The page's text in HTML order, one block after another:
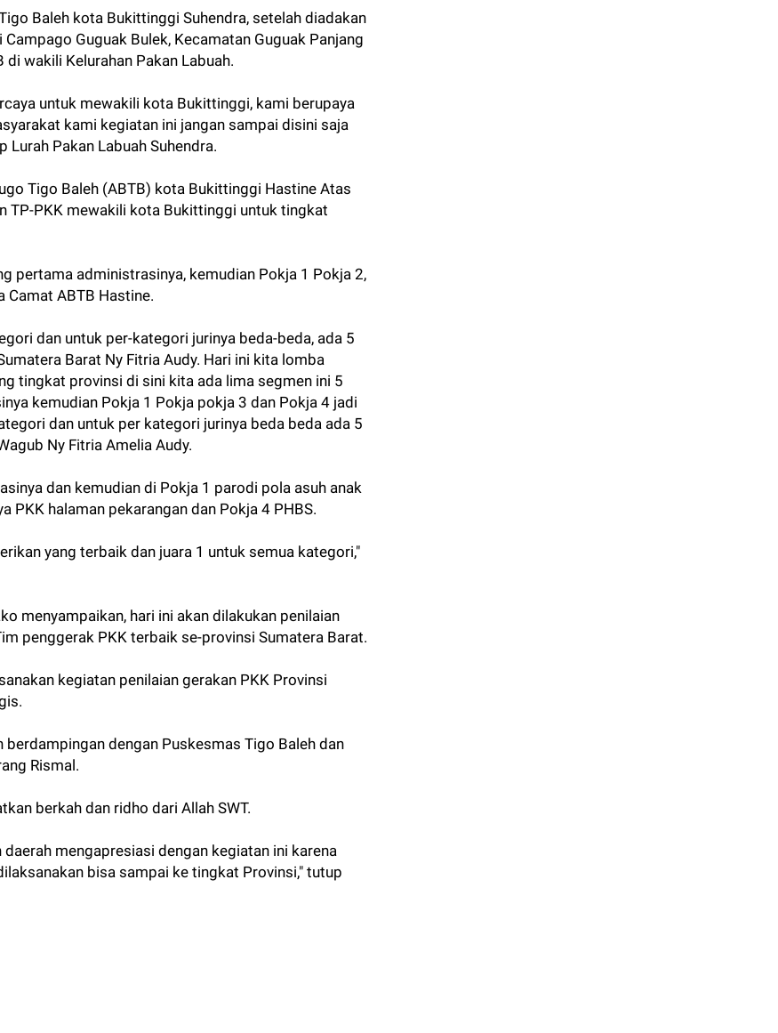
Baleh kota Bukittinggi Suhendra, setelah diadakan
Guguak Bulek, Kecamatan Guguak Panjang
wakili Kelurahan Pakan Labuah.
untuk mewakili kota Bukittinggi, kami berupaya
kami kegiatan ini jangan sampai disini saja
Lurah Pakan Labuah Suhendra.
Tigo Baleh (ABTB) kota Bukittinggi Hastine Atas
TP-PKK mewakili kota Bukittinggi untuk tingkat
pertama administrasinya, kemudian Pokja 1 Pokja 2,
Camat ABTB Hastine.
dan untuk per-kategori jurinya beda-beda, ada 5
Barat Ny Fitria Audy. Hari ini kita lomba
tingkat provinsi di sini kita ada lima segmen ini 5
kemudian Pokja 1 Pokja pokja 3 dan Pokja 4 jadi
dan untuk per kategori jurinya beda beda ada 5
Ny Fitria Amelia Audy.
dan kemudian di Pokja 1 parodi pola asuh anak
PKK halaman pekarangan dan Pokja 4 PHBS.
yang terbaik dan juara 1 untuk semua kategori,"
menyampaikan, hari ini akan dilakukan penilaian
penggerak PKK terbaik se-provinsi Sumatera Barat.
kegiatan penilaian gerakan PKK Provinsi
dengan Puskesmas Tigo Baleh dan
Rismal.
berkah dan ridho dari Allah SWT.
mengapresiasi dengan kegiatan ini karena
bisa sampai ke tingkat Provinsi," tutup